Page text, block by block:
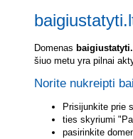
Domenas
šiuo metu yra pilnai
Norite nukreipti
Prisijunkite prie
ties skyriumi
pasirinkite